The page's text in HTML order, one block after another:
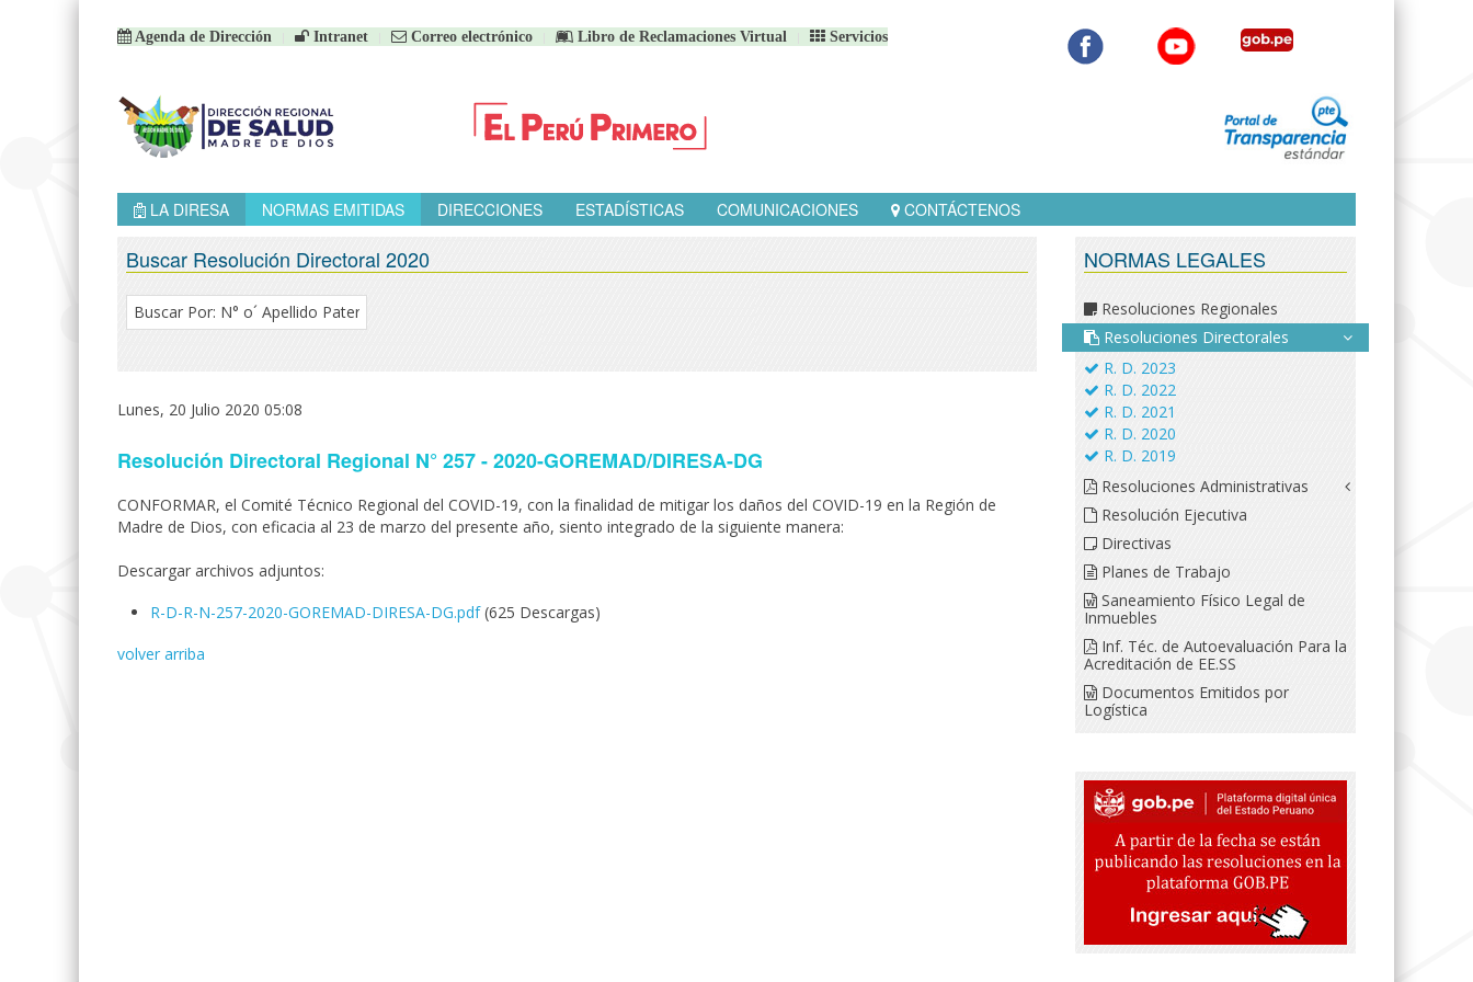
Agenda de Dirección Intranet Correo electrónico Libro de Reclamaciones Virtual Servicios
LA DIRESA NORMAS EMITIDAS DIRECCIONES ESTADÍSTICAS COMUNICACIONES CONTÁCTENOS
Buscar Resolución Directoral 2020
Lunes, 20 Julio 2020 05:08
Resolución Directoral Regional N° 257 - 2020-GOREMAD/DIRESA-DG
CONFORMAR, el Comité Técnico Regional del COVID-19, con la finalidad de mitigar los daños del COVID-19 en la Región de
Madre de Dios, con eficacia al 23 de marzo del presente año, siento integrado de la siguiente manera:
Descargar archivos adjuntos:
R-D-R-N-257-2020-GOREMAD-DIRESA-DG.pdf (625 Descargas)
volver arriba
NORMAS LEGALES
Resoluciones Regionales
Resoluciones Directorales
R. D. 2023
R. D. 2022
R. D. 2021
R. D. 2020
R. D. 2019
Resoluciones Administrativas
Resolución Ejecutiva
Directivas
Planes de Trabajo
Saneamiento Físico Legal de
Inmuebles
Inf. Téc. de Autoevaluación Para la
Acreditación de EE.SS
Documentos Emitidos por
Logística